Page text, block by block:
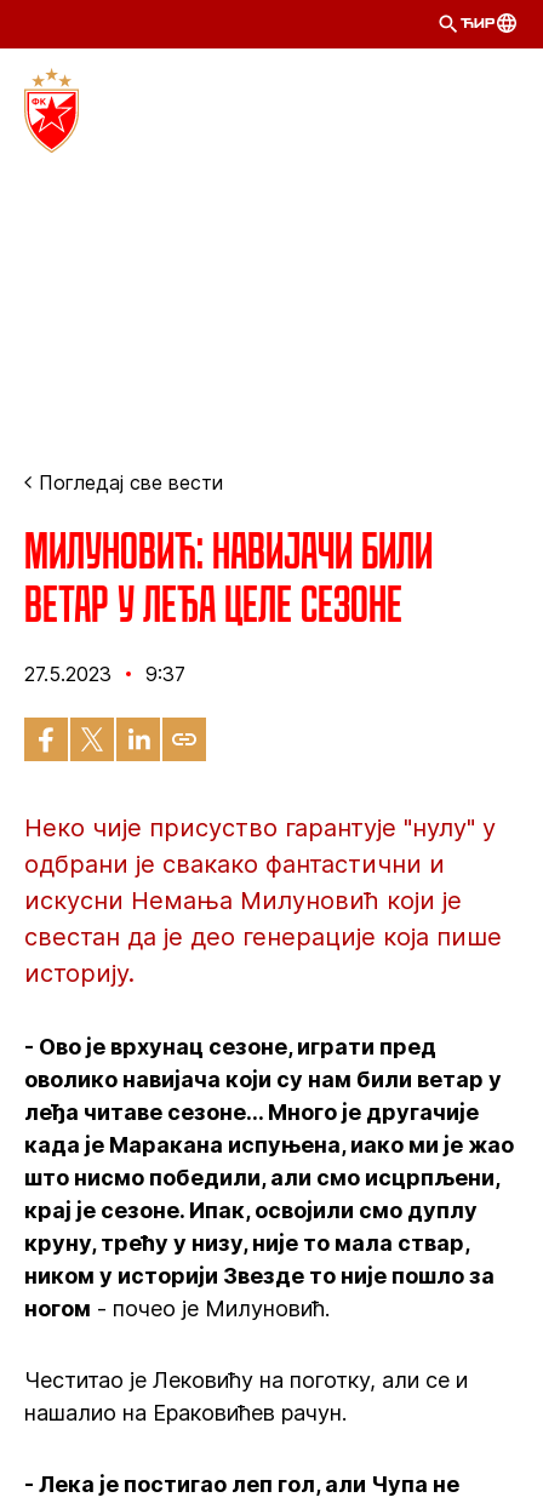
ЋИР
Погледај све вести
Милуновић: Навијачи били
ветар у леђа целе сезоне
27.5.2023 9:37
Неко чије присуство гарантује "нулу" у
одбрани је свакако фантастични и
искусни Немања Милуновић који је
свестан да је део генерације која пише
историју.
- Ово је врхунац сезоне, играти пред
оволико навијача који су нам били ветар у
леђа читаве сезоне... Много је другачије
када је Маракана испуњена, иако ми је жао
што нисмо победили, али смо исцрпљени,
крај је сезоне. Ипак, освојили смо дуплу
круну, трећу у низу, није то мала ствар,
ником у историји Звезде то није пошло за
ногом - почео је Милуновић.
Честитао је Лековићу на поготку, али се и
нашалио на Ераковићев рачун.
- Лека је постигао леп гол, али Чупа не